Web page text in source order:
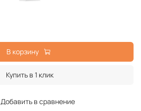
Добавить в сравнение
В корзину
Купить в 1 клик